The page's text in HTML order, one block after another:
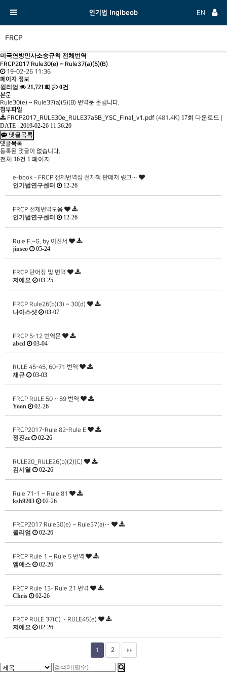
인기법 Ingibeob EN
FRCP
미국연방민사소송규칙 전체번역
FRCP2017 Rule30(e) ~ Rule37(a)(5)(B)
19-02-26 11:36
페이지 정보
윌리엄 21,721회 0건
본문
Rule30(e) ~ Rule37(a)(5)(B) 번역문 올립니다.
첨부파일
FRCP2017_RULE30e_RULE37a5B_YSC_Final_v1.pdf (481.4K) 17회 다운로드
DATE : 2019-02-26 11:36:20
댓글목록
댓글목록
등록된 댓글이 없습니다.
전체 16건 1 페이지
e-book - FRCP 전체번역집 전자책 판매처 링크…
인기법연구센터 12-26
FRCP 전체번역모음
인기법연구센터 12-26
Rule F.~G. by 이진서
jinseo 05-24
FRCP 단어장 및 번역
저에요 03-25
FRCP Rule26(b)(3) ~ 30(d)
나이스샷 03-07
FRCP 5-12 번역문
abcd 03-04
RULE 45-45, 60-71 번역
재규 03-03
FRCP RULE 50 ~ 59 번역
Yoon 02-26
FRCP2017-Rule 82-Rule E
정진zz 02-26
RULE20_RULE26(b)(2)(C)
김시열 02-26
Rule 71-1 ~ Rule 81
ksh9203 02-26
FRCP2017 Rule30(e) ~ Rule37(a)…
윌리엄 02-26
FRCP Rule 1 ~ Rule 5 번역
엠에스 02-26
FRCP Rule 13- Rule 21 번역
Chris 02-26
FRCP RULE 37(C) ~ RULE45(e)
저에요 02-26
1 2